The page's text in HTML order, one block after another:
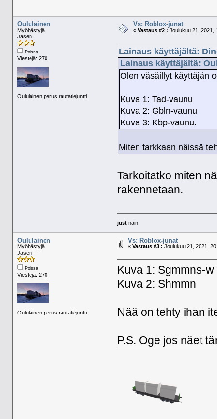
Oululainen
Myöhästyjä.
Jäsen
Poissa
Viestejä: 270
Oululainen perus rautatiejuntti.
Vs: Roblox-junat
« Vastaus #2 : Joulukuu 21, 2021,
Lainaus käyttäjältä:
Lainaus käyttäjältä:
Olen väsäillyt käyttäjän
Kuva 1: Tad-vaunu
Kuva 2: Gbln-vaunu
Kuva 3: Kbp-vaunu.
Miten tarkkaan näissä
Tarkoitatko miten
rakennetaan.
just näin.
Oululainen
Myöhästyjä.
Jäsen
Poissa
Viestejä: 270
Oululainen perus rautatiejuntti.
Vs: Roblox-junat
« Vastaus #3 : Joulukuu 21, 2021,
Kuva 1: Sgmmns-w
Kuva 2: Shmmn
Nää on tehty ihan
P.S. Oge jos näet